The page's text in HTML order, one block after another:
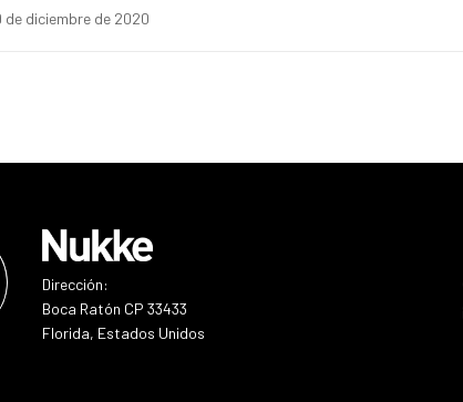
de diciembre de 2020
Dirección:
Boca Ratón CP 33433
Florida, Estados Unidos